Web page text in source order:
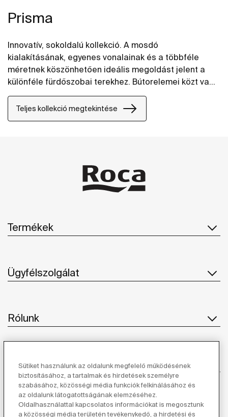
Prisma
Innovatív, sokoldalú kollekció. A mosdó
kialakításának, egyenes vonalainak és a többféle
méretnek köszönhetően ideális megoldást jelent a
különféle fürdőszobai terekhez. Bútorelemei közt van
rejtett fiók kisméretű tárgyak tárolásához.
Teljes kollekció megtekintése
Termékek
Ügyfélszolgálat
Rólunk
Ihlet
Kövessen minket
Sütiket használunk az oldalunk megfelelő működésének
biztosításához, a tartalmak és hirdetések személyre
szabásához, közösségi média funkciók felkínálásához és
az oldalunk látogatottságának elemzéséhez.
Oldalhasználattal kapcsolatos információkat is megosztunk
a közösségi média területén tevékenykedő, a hirdetési és